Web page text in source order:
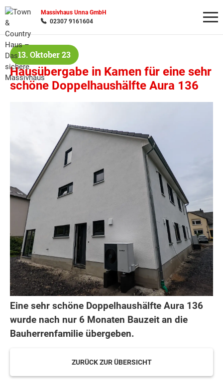
Massivhaus Unna GmbH
02307 9161604
13. Oktober 23
Hausübergabe in Kamen für eine sehr
schöne Doppelhaushälfte Aura 136
Eine sehr schöne Doppelhaushälfte Aura 136
wurde nach nur 6 Monaten Bauzeit an die
Bauherrenfamilie übergeben.
ZURÜCK ZUR ÜBERSICHT
Wonach möchten Sie suchen?